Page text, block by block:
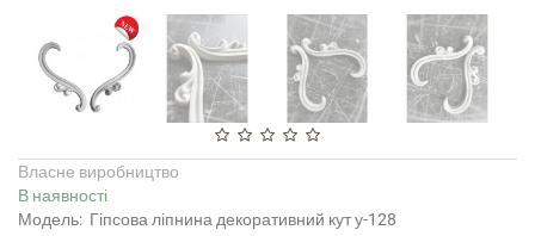
Власне виробництво
В наявності
Модель: Гіпсова ліпнина декоративний кут у-128